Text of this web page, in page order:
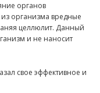
органов
организма вредные
целлюлит. Данный
и не наносит
свое эффективное и